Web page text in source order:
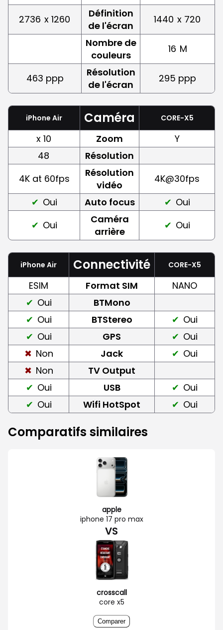
2736 x 1260
Définition
de l'écran
1440 x 720
Nombre de
couleurs
16 M
463 ppp
Résolution
de l'écran
295 ppp
iPhone Air Caméra CORE-X5
x 10 Zoom
Y
48
Résolution
4K at 60fps
Résolution
vidéo
4K@30fps
Oui
Auto focus
Oui
Oui
Caméra
arrière
Oui
iPhone Air Connectivité CORE-X5
ESIM Format SIM
NANO
Oui
BTMono
Oui
BTStereo
Oui
Oui
GPS
Oui
Non
Jack
Oui
Non
TV Output
Oui
USB
Oui
Oui
Wifi HotSpot Oui
Comparatifs similaires
apple
iphone 17 pro max
VS
crosscall
core x5
Comparer